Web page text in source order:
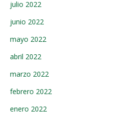
julio 2022
junio 2022
mayo 2022
abril 2022
marzo 2022
febrero 2022
enero 2022